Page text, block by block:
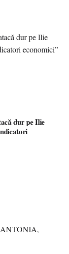
dur pe Ilie